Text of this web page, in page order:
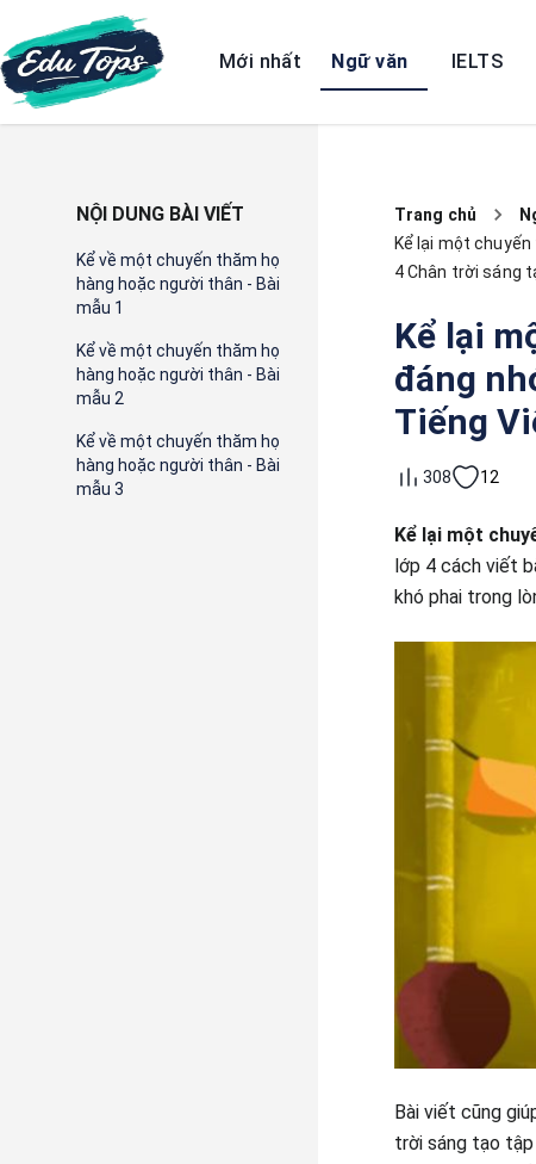
Mới nhất Ngữ văn IELTS
NỘI DUNG BÀI VIẾT
Kể về một chuyến thăm họ
hàng hoặc người thân - Bài
mẫu 1
Kể về một chuyến thăm họ
hàng hoặc người thân - Bài
mẫu 2
Kể về một chuyến thăm họ
hàng hoặc người thân - Bài
mẫu 3
Trang chủ
Kể lại một
4 Chân trời sáng
Kể lại
đáng
Tiếng
308 12
Kể lại một
lớp 4 cách viết
khó phai trong
Bài viết cũng
trời sáng tạo tập